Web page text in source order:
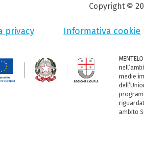
Copyright ©
privacy Informativa cookie
medie
ambito